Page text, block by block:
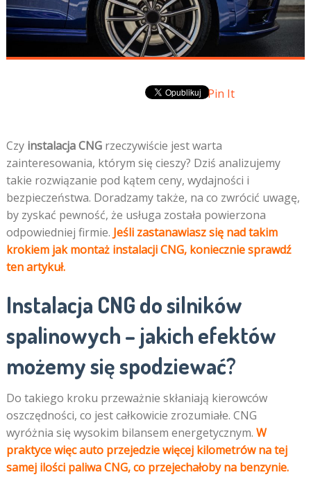
Pin It
Czy instalacja CNGrzeczywiście jest warta
zainteresowania, którym się cieszy? Dziś analizujemy
takie rozwiązanie pod kątem ceny, wydajności i
bezpieczeństwa. Doradzamy także, na co zwrócić uwagę,
by zyskać pewność, że usługa została powierzona
odpowiedniej firmie. Jeśli zastanawiasz się nad takim
krokiem jak montaż instalacji CNG, koniecznie sprawdź
ten artykuł.
Instalacja CNG do silników
spalinowych – jakich efektów
możemy się spodziewać?
Do takiego kroku przeważnie skłaniają kierowców
oszczędności, co jest całkowicie zrozumiałe. CNG
wyróżnia się wysokim bilansem energetycznym. W
praktyce więc auto przejedzie więcej kilometrów na tej
samej ilości paliwa CNG, co przejechałoby na benzynie.